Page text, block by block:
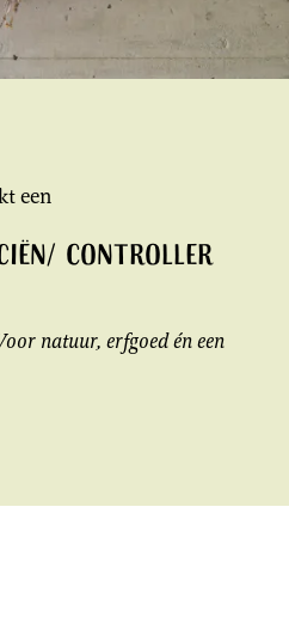
een
Controller
natuur, erfgoed én een